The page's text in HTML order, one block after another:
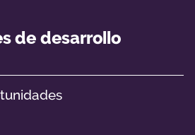
de desarrollo